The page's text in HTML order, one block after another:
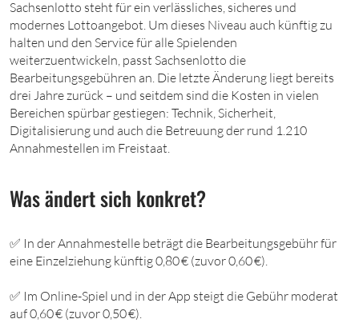
Sachsenlotto steht für ein verlässliches, sicheres und
modernes Lottoangebot. Um dieses Niveau auch künftig zu
halten und den Service für alle Spielenden
weiterzuentwickeln, passt Sachsenlotto die
Bearbeitungsgebühren an. Die letzte Änderung liegt bereits
drei Jahre zurück – und seitdem sind die Kosten in vielen
Bereichen spürbar gestiegen: Technik, Sicherheit,
Digitalisierung und auch die Betreuung der rund 1.210
Annahmestellen im Freistaat.
Was ändert sich konkret?
✅ In der Annahmestelle beträgt die Bearbeitungsgebühr für
eine Einzelziehung künftig 0,80 € (zuvor 0,60 €).
✅ Im Online-Spiel und in der App steigt die Gebühr moderat
auf 0,60 € (zuvor 0,50 €).